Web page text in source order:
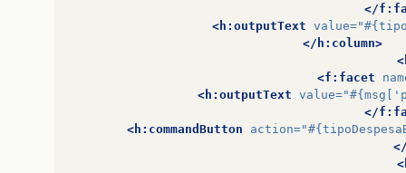
</
<h:outputText value=
</h:column>
<f:facet
<h:outputText value=
</
<h:commandButton
action=